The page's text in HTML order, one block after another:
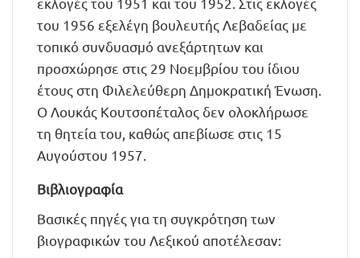
του 1956 εξελέγη βουλευτής Λεβαδείας με
τοπικό συνδυασμό ανεξάρτητων και
προσχώρησε στις 29 Νοεμβρίου του ίδιου
έτους στη Φιλελεύθερη Δημοκρατική Ένωση.
Ο Λουκάς Κουτσοπέταλος δεν ολοκλήρωσε
τη θητεία του, καθώς απεβίωσε στις 15
Αυγούστου 1957.
Βιβλιογραφία
Βασικές πηγές για τη συγκρότηση των
βιογραφικών του Λεξικού αποτέλεσαν: